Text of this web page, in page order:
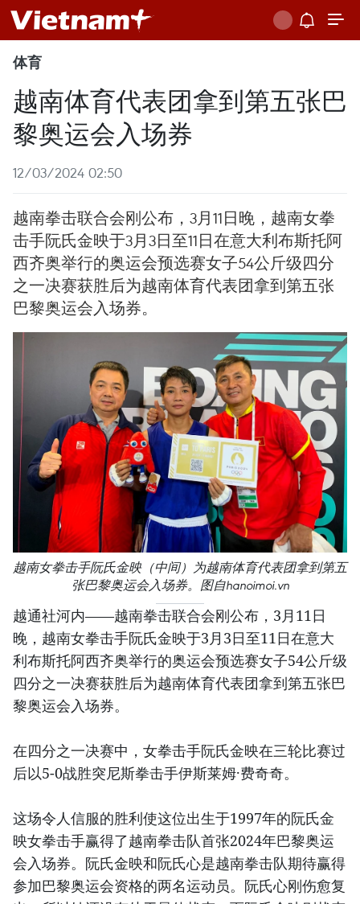
体育
越南体育代表团拿到第五张巴
黎奥运会入场券
12/03/2024 02:50
越南拳击联合会刚公布，3月11日晚，越南女拳
击手阮氏金映于3月3日至11日在意大利布斯托阿
西齐奥举行的奥运会预选赛女子54公斤级四分
之一决赛获胜后为越南体育代表团拿到第五张
巴黎奥运会入场券。
越南女拳击手阮氏金映（中间）为越南体育代表团拿到第五
张巴黎奥运会入场券。图自hanoimoi.vn
越通社河内——越南拳击联合会刚公布，3月11日
晚，越南女拳击手阮氏金映于3月3日至11日在意大
利布斯托阿西齐奥举行的奥运会预选赛女子54公斤级
四分之一决赛获胜后为越南体育代表团拿到第五张巴
黎奥运会入场券。
在四分之一决赛中，女拳击手阮氏金映在三轮比赛过
后以5-0战胜突尼斯拳击手伊斯莱姆·费奇奇。
这场令人信服的胜利使这位出生于1997年的阮氏金
映女拳击手赢得了越南拳击队首张2024年巴黎奥运
会入场券。阮氏金映和阮氏心是越南拳击队期待赢得
参加巴黎奥运会资格的两名运动员。阮氏心刚伤愈复